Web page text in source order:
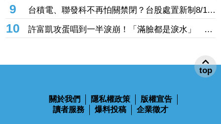
周大砍3.4萬張 00923豪配3.05元同被抽回2億元
9
台積電、聯發科不再怕關禁閉？台股處置新制8/10
上路！處置縮至5天、2分鐘撮合
10
許富凱攻蛋唱到一半淚崩！「滿臉都是淚水」 父
親節開唱思念亡父
關於我們 隱私權政策
版權宣告
讀者服務
爆料投稿 企業徵才
top